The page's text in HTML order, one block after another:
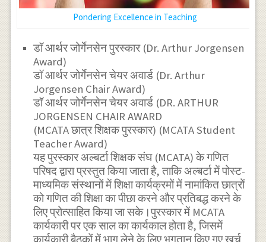
Pondering Excellence in Teaching
डॉ आर्थर जोर्गेनसेन पुरस्कार (Dr. Arthur Jorgensen
Award)
डॉ आर्थर जोर्गेनसेन चेयर अवार्ड (Dr. Arthur
Jorgensen Chair Award)
डॉ आर्थर जोर्गेनसेन चेयर अवार्ड (DR. ARTHUR
JORGENSEN CHAIR AWARD
(MCATA छात्र शिक्षक पुरस्कार) (MCATA Student
Teacher Award)
यह पुरस्कार अल्बर्टा शिक्षक संघ (MCATA) के गणित
परिषद द्वारा प्रस्तुत किया जाता है, ताकि अल्बर्टा में पोस्ट-
माध्यमिक संस्थानों में शिक्षा कार्यक्रमों में नामांकित छात्रों
को गणित की शिक्षा का पीछा करने और प्रतिबद्ध करने के
लिए प्रोत्साहित किया जा सके।पुरस्कार में MCATA
कार्यकारी पर एक साल का कार्यकाल होता है, जिसमें